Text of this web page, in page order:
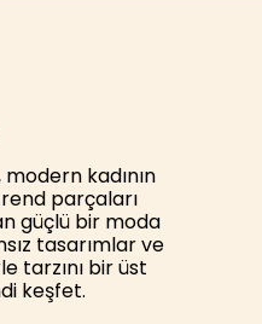
modern kadının
parçaları
güçlü bir moda
tasarımlar ve
tarzını bir üst
keşfet.